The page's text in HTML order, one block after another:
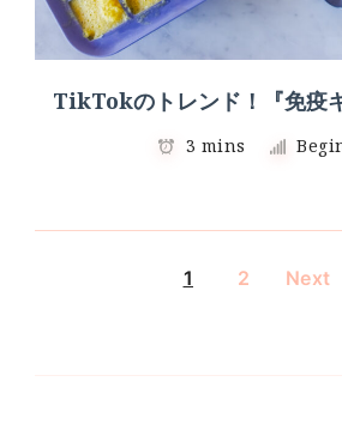
TikTokのトレンド！『免疫
3 mins
1 2 Next